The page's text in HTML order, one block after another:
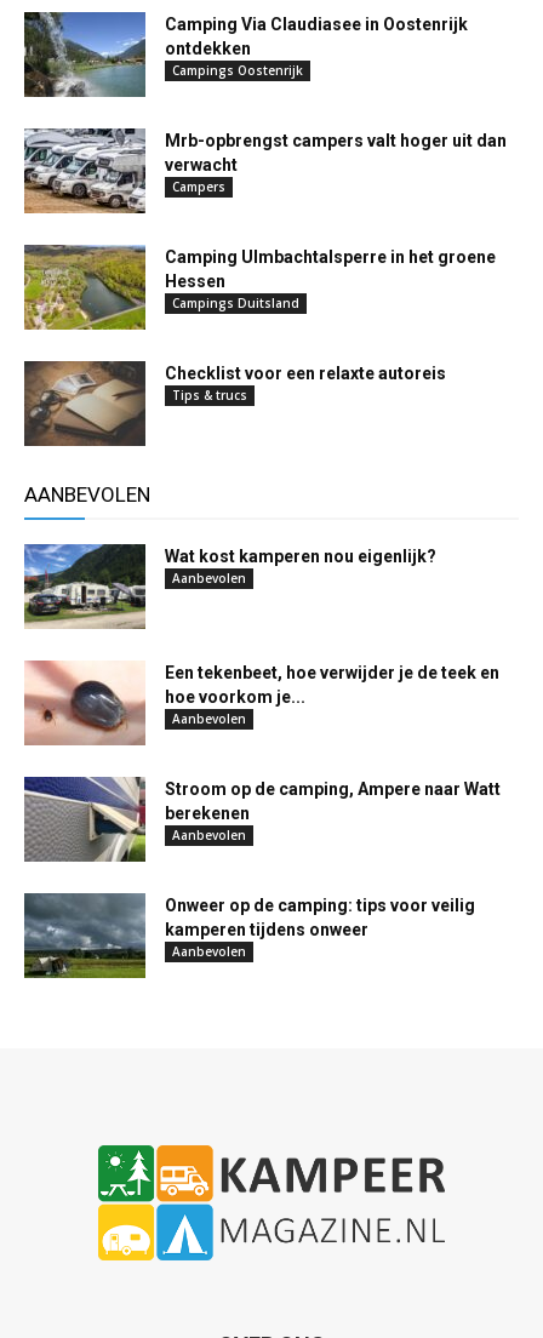
Camping Via Claudiasee in Oostenrijk
ontdekken
Campings Oostenrijk
Mrb-opbrengst campers valt hoger uit dan
verwacht
Campers
Camping Ulmbachtalsperre in het groene
Hessen
Campings Duitsland
Checklist voor een relaxte autoreis
Tips & trucs
AANBEVOLEN
Wat kost kamperen nou eigenlijk?
Aanbevolen
Een tekenbeet, hoe verwijder je de teek en
hoe voorkom je...
Aanbevolen
Stroom op de camping, Ampere naar Watt
berekenen
Aanbevolen
Onweer op de camping: tips voor veilig
kamperen tijdens onweer
Aanbevolen